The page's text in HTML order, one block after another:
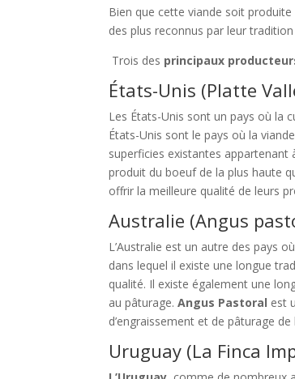
Bien que cette viande soit produite
des plus reconnus par leur
Trois des principaux
États-Unis (Platte
Les États-Unis sont un pays où la
États-Unis sont le pays où la
superficies existantes appartenant
produit du boeuf de la plus haute
offrir la meilleure qualité de leurs
Australie (Angus
L’Australie est un autre des pays
dans lequel il existe une longue
qualité. Il existe également une
au pâturage.Angus Pastoral est
d’engraissement et de pâturage
Uruguay (La Finca